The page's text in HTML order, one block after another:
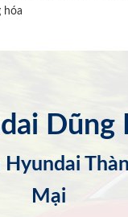
hóa
Dũng
Mại